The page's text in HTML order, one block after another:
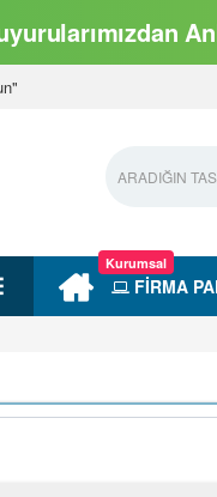
FİRMA
Kurumsal